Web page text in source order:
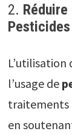
2.
Pesticides
l’usage de
traitements
en